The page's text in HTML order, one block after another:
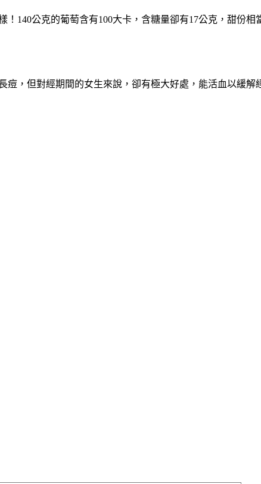
！140公克的葡萄含有100大卡，含糖量卻有17公克，甜份
，但對經期間的女生來說，卻有極大好處，能活血以緩解